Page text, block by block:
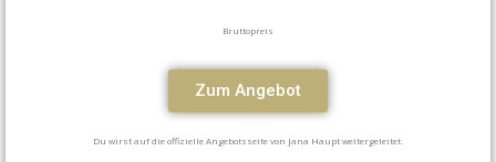
Bruttopreis
Zum Angebot
Du wirst auf die offizielle Angebotsseite von Jana Haupt weitergeleitet.